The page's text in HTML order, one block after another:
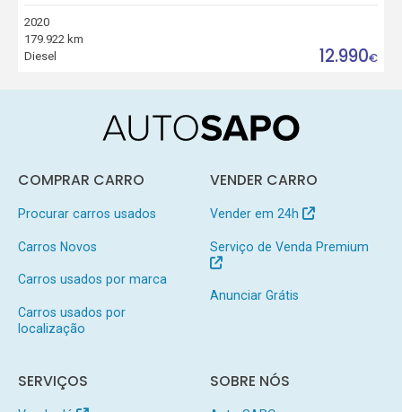
2020
179.922 km
Diesel
12.990€
COMPRAR CARRO
Procurar carros usados
Carros Novos
Carros usados por marca
Carros usados por
localização
VENDER CARRO
Vender em 24h
Serviço de Venda Premium
Anunciar Grátis
SERVIÇOS SOBRE NÓS